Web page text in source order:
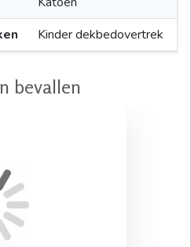
Kinder dekbedovertrek
bevallen